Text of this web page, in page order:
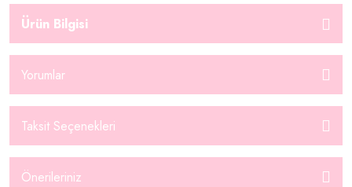
Ürün Bilgisi
Yorumlar
Taksit Seçenekleri
Önerileriniz